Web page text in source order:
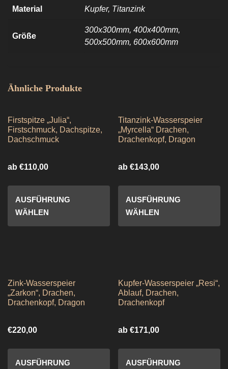
Material Kupfer, Titanzink
Größe
300x300mm, 400x400mm,
500x500mm, 600x600mm
Ähnliche Produkte
Firstspitze „Julia“,
Firstschmuck, Dachspitze,
Dachschmuck
ab €110,00
AUSFÜHRUNG
WÄHLEN
Titanzink-Wasserspeier
„Myrcella“ Drachen,
Drachenkopf, Dragon
ab€143,00
AUSFÜHRUNG
WÄHLEN
Zink-Wasserspeier
„Zarkon“, Drachen,
Drachenkopf, Dragon
€220,00
AUSFÜHRUNG
Kupfer-Wasserspeier „Resi“,
Ablauf, Drachen,
Drachenkopf
ab€171,00
AUSFÜHRUNG